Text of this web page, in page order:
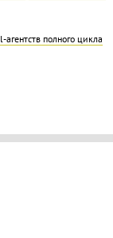
полного цикла